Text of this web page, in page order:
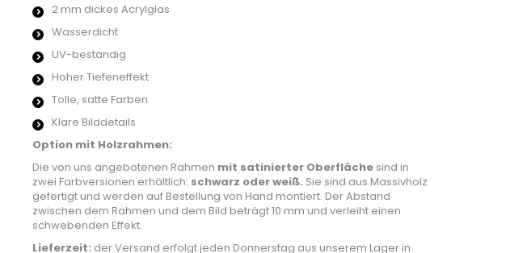
2 mm dickes Acrylglas
Wasserdicht
UV-beständig
Hoher Tiefeneffekt
Tolle, satte Farben
Klare Bilddetails
Option mit Holzrahmen:
Die von uns angebotenen Rahmen mit satinierter Oberfläche sind in
zwei Farbversionen erhältlich: schwarz oder weiß. Sie sind aus Massivholz
gefertigt und werden auf Bestellung von Hand montiert. Der Abstand
zwischen dem Rahmen und dem Bild beträgt 10 mm und verleiht einen
schwebenden Effekt.
Lieferzeit: der Versand erfolgt jeden Donnerstag aus unserem Lager in